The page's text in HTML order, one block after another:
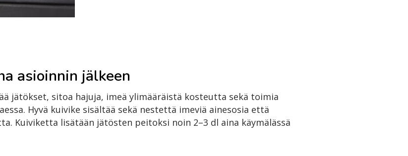
asioinnin jälkeen
jätökset, sitoa hajuja, imeä ylimääräistä kosteutta sekä toimia
Hyvä kuivike sisältää sekä nestettä imeviä ainesosia että
Kuiviketta lisätään jätösten peitoksi noin 2–3 dl aina käymälässä